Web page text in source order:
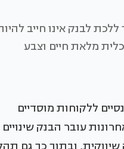
לבנק אינו חייב
מלאת חיים וצבע
ללקוחות מוסדיים
בשנים האחרונות עובר הבנק שינויים